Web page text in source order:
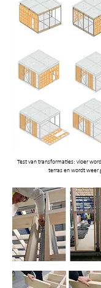
Test van transformaties: vloer
terras en wordt weer